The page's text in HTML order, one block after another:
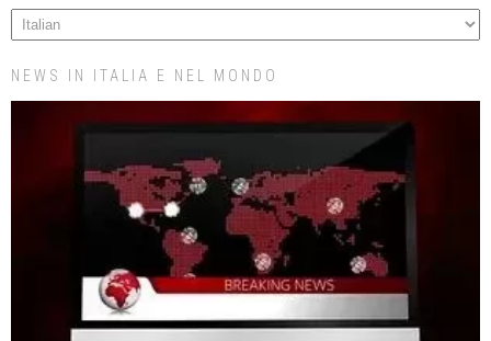
NEWS IN ITALIA E NEL MONDO